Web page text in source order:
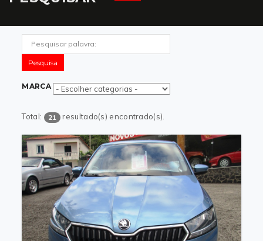
Pesquisa
MARCA
Total: 21 resultado(s) encontrado(s).